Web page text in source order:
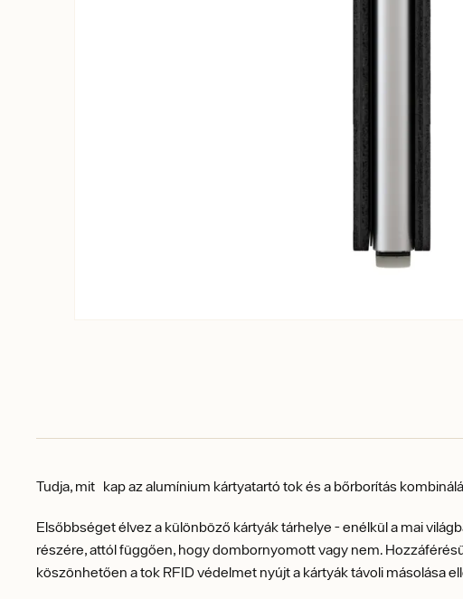
Tudja, mit kap az alumínium kártyatartó tok és a bőrborítás
Elsőbbséget élvez a különböző kártyák tárhelye - enélkül a mai
részére, attól függően, hogy dombornyomott vagy nem.
köszönhetően a tok RFID védelmet nyújt a kártyák távoli másolása